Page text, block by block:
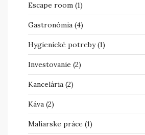
Escape room (1)
Gastronómia (4)
Hygienické potreby(1)
Investovanie (2)
Kancelária (2)
Káva (2)
Maliarske práce (1)